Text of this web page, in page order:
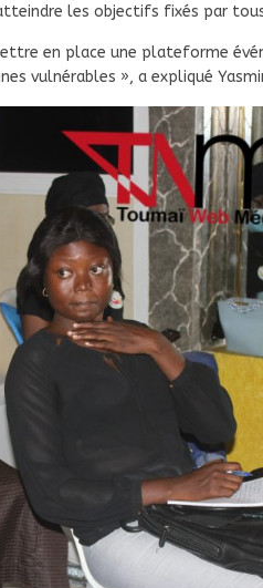
les objectifs fixés par
en place une plateforme
vulnérables », a expliqué